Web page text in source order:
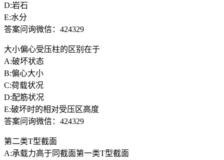
D:岩石
E:水分
答案问询微信：424329
大小偏心受压柱的区别在于
A:破坏状态
B:偏心大小
C:荷载状况
D:配筋状况
E:破坏时的相对受压区高度
答案问询微信：424329
第二类T型截面
A:承载力高于同截面第一类T型截面